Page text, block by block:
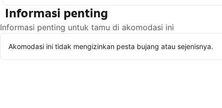
Informasi penting
Informasi penting untuk tamu di akomodasi ini
Akomodasi ini tidak mengizinkan pesta bujang atau sejenisnya.